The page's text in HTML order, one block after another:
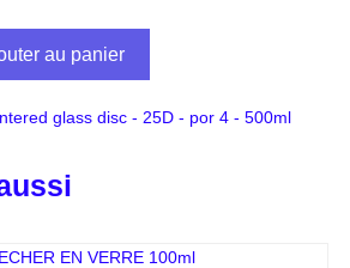
au panier
glass disc - 25D - por 4 - 500ml